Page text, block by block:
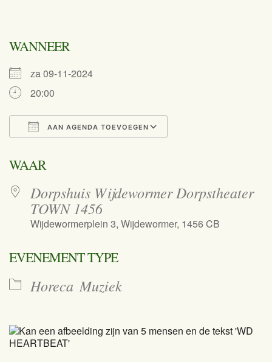
WANNEER
za 09-11-2024
20:00
AAN AGENDA TOEVOEGEN
WAAR
Dorpshuis Wijdewormer Dorpstheater
TOWN 1456
Wijdewormerplein 3, Wijdewormer, 1456 CB
EVENEMENT TYPE
Horeca Muziek